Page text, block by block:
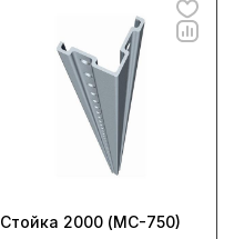
Стойка 2000 (МС-750)